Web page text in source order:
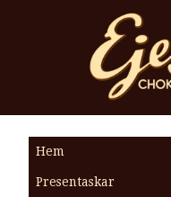
Hem
Presentaskar